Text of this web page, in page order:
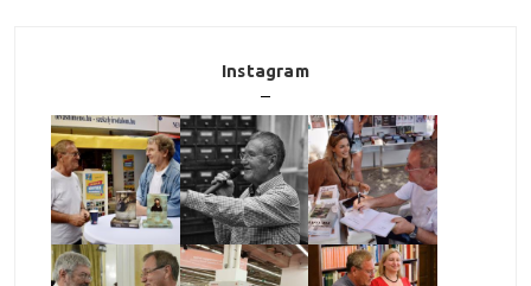
Instagram